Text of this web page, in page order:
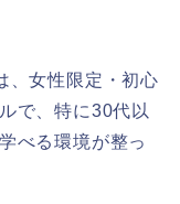
、女性限定・初心
で、特に30代以
べる環境が整っ